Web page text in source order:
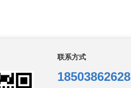
联系方式
18503862628